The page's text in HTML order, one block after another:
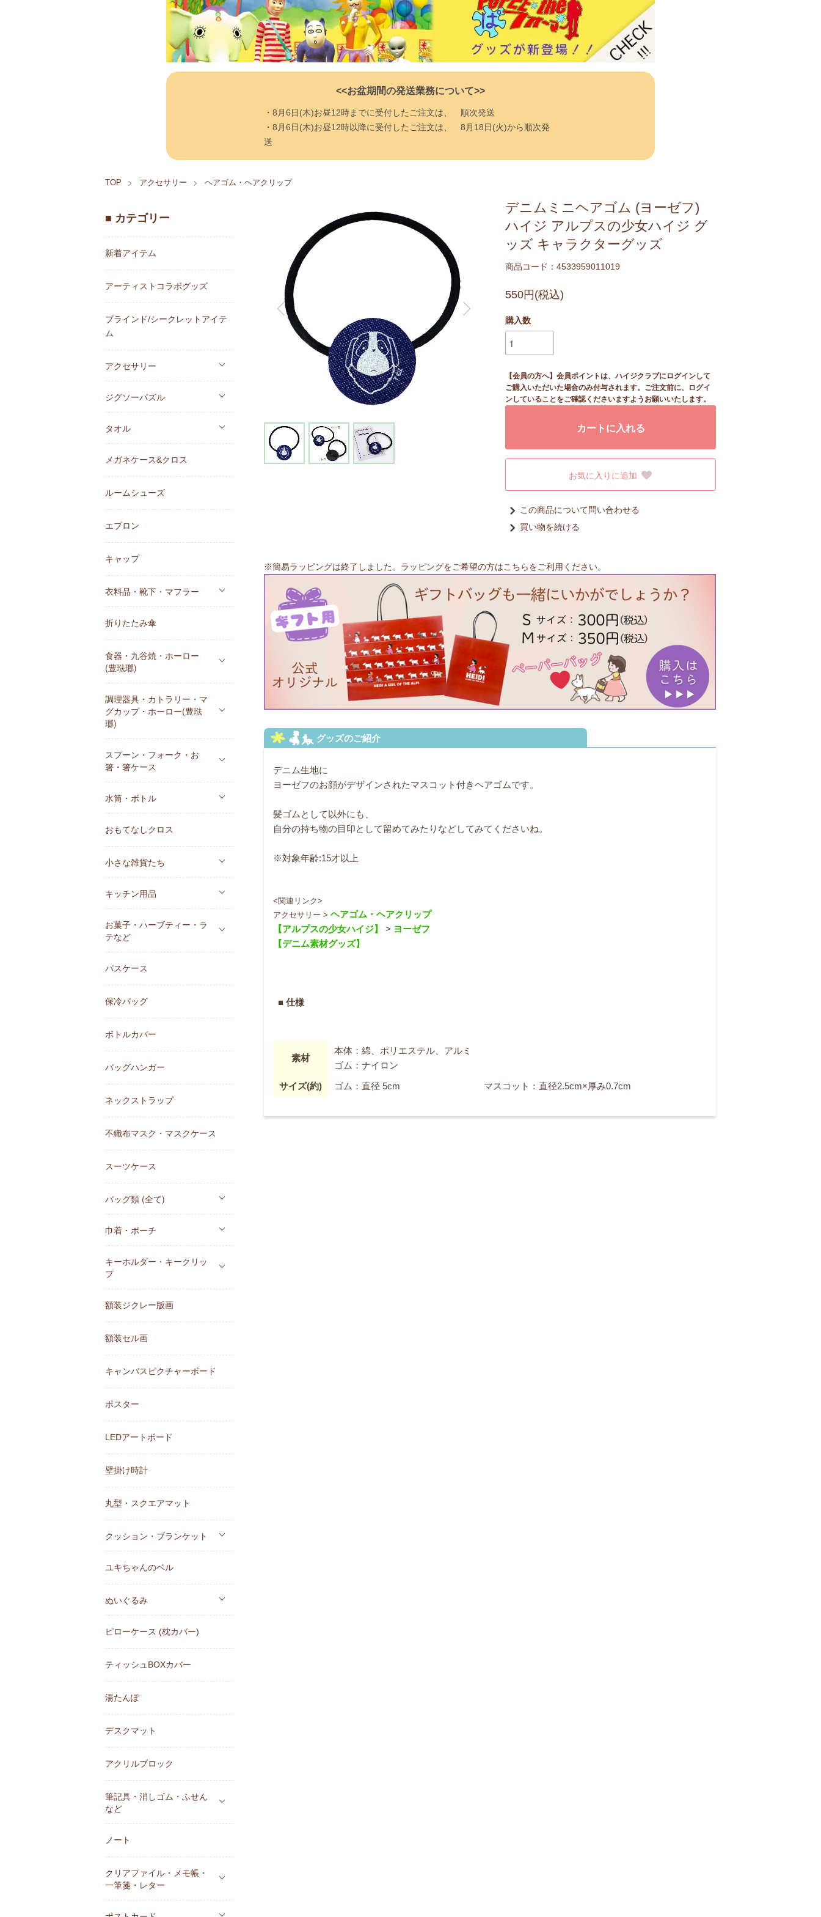
<<お盆期間の発送業務について>>
・8月6日(木)お昼12時までに受付したご注文は、
順次発送
・8月6日(木)お昼12時以降に受付したご注文は、
8月18日(火)から順次発
送
TOP アクセサリー ヘアゴム・ヘアクリップ
デニムミニヘアゴム (ヨーゼフ)
ハイジ アルプスの少女ハイジ グ
ッズ キャラクターグッズ
商品コード：4533959011019
550円(税込)
購入数
【会員の方へ】会員ポイントは、ハイジクラブにログインして
ご購入いただいた場合のみ付与されます。ご注文前に、ログイ
ンしていることをご確認くださいますようお願いいたします。
カートに入れる
お気に入りに追加
この商品について問い合わせる
買い物を続ける
※簡易ラッピングは終了しました。ラッピングをご希望の方はこちらをご利用ください。
デニム生地に
ヨーゼフのお顔がデザインされたマスコット付きヘアゴムです。
髪ゴムとして以外にも、
自分の持ち物の目印として留めてみたりなどしてみてくださいね。
※対象年齢:15才以上
<関連リンク>
アクセサリー >ヘアゴム・ヘアクリップ
【アルプスの少女ハイジ】
> ヨーゼフ
【デニム素材グッズ】
■ 仕様
素材
本体：綿、ポリエステル、アルミ
ゴム：ナイロン
サイズ(約)
ゴム：直径 5cm マスコット：直径2.5cm×厚み0.7cm
■ カテゴリー
新着アイテム
アーティストコラボグッズ
ブラインド/シークレットアイテ
ム
アクセサリー
ジグソーパズル
タオル
メガネケース&クロス
ルームシューズ
エプロン
キャップ
衣料品・靴下・マフラー
折りたたみ傘
食器・九谷焼・ホーロー
(豊琺瑯)
調理器具・カトラリー・マ
グカップ・ホーロー(豊琺
瑯)
スプーン・フォーク・お
箸・箸ケース
水筒・ボトル
おもてなしクロス
小さな雑貨たち
キッチン用品
お菓子・ハーブティー・ラ
テなど
パスケース
保冷バッグ
ボトルカバー
バッグハンガー
ネックストラップ
不織布マスク・マスクケース
スーツケース
バッグ類 (全て)
巾着・ポーチ
キーホルダー・キークリッ
プ
額装ジクレー版画
額装セル画
キャンバスピクチャーボード
ポスター
LEDアートボード
壁掛け時計
丸型・スクエアマット
クッション・ブランケット
ユキちゃんのベル
ぬいぐるみ
ピローケース (枕カバー)
ティッシュBOXカバー
湯たんぽ
デスクマット
アクリルブロック
筆記具・消しゴム・ふせん
など
ノート
クリアファイル・メモ帳・
一筆箋・レター